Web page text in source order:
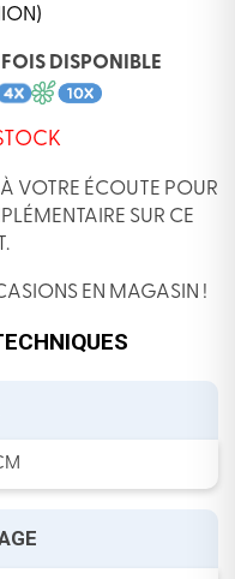
FOIS DISPONIBLE
VOTRE ÉCOUTE POUR
SUR CE
EN MAGASIN !